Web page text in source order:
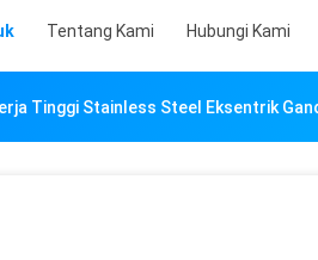
Tentang Kami Hubungi Kami
Tinggi Stainless Steel Eksentrik